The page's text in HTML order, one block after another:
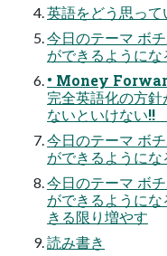
英語をどう思って
今日のテーマ ボ
ができるようにな
• Money
完全英語化の方
ないといけない!!
今日のテーマ ボ
ができるようにな
今日のテーマ ボ
ができるように
きる限り増やす
読み書き